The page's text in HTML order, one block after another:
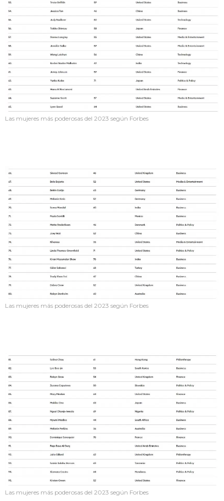
Las mujeres más poderosas del 2023 según Forbes
Las mujeres más poderosas del 2023 según Forbes
Las mujeres más poderosas del 2023 según Forbes